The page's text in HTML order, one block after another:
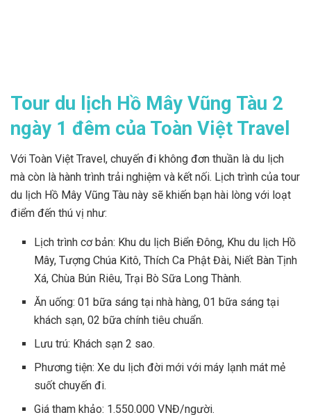
Tour du lịch Hồ Mây Vũng Tàu 2
ngày 1 đêm của Toàn Việt Travel
Với Toàn Việt Travel, chuyến đi không đơn thuần là du lịch
mà còn là hành trình trải nghiệm và kết nối. Lịch trình của tour
du lịch Hồ Mây Vũng Tàu này sẽ khiến bạn hài lòng với loạt
điểm đến thú vị như:
Lịch trình cơ bản: Khu du lịch Biển Đông, Khu du lịch Hồ
Mây, Tượng Chúa Kitô, Thích Ca Phật Đài, Niết Bàn Tịnh
Xá, Chùa Bún Riêu, Trại Bò Sữa Long Thành.
Ăn uống: 01 bữa sáng tại nhà hàng, 01 bữa sáng tại
khách sạn, 02 bữa chính tiêu chuẩn.
Lưu trú: Khách sạn 2 sao.
Phương tiện: Xe du lịch đời mới với máy lạnh mát mẻ
suốt chuyến đi.
Giá tham khảo: 1.550.000 VNĐ/người.